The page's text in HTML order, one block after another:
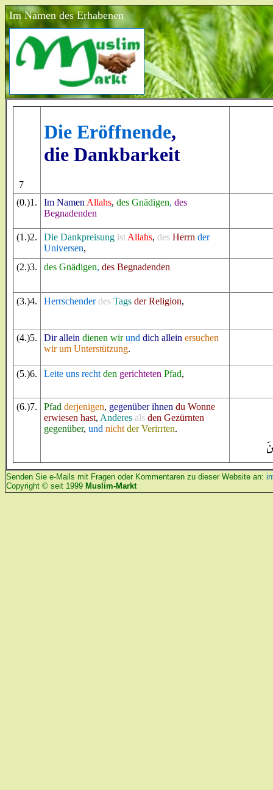
Im Namen des Erhabenen
7
Die Eröffnende,
die Dankbarkeit
(0.)1. Im Namen Allahs, des Gnädigen, des
Begnadenden
(1 .)2. Die Dankpreisung ist Allahs, des Herrn der
Universen,
(2.)3. des Gnädigen, des Begnadenden
(3.)4. Herrschender des Tags der Religion,
(4.)5. Dirallein dienen wir und dich allein ersuchen
wir um Unterstützung.
(5.)6. Leite uns recht den gerichteten Pfad,
(6.)7. Pfad derjenigen, gegenüber ihnen du Wonne
erwiesen hast, Anderes als den Gezürnten
gegenüber, und nicht der Verirrten.
Senden Sie e-Mails mit Fragen oder Kommentaren zu dieser Website an:
Copyright © seit 1999 Muslim-Markt